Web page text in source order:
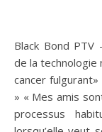
Black Bond PTV – « Le gouvernement américain dispose
de la technologie
cancer
» « Mes amis
processus